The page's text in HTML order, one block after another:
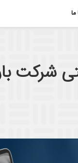
شرکت